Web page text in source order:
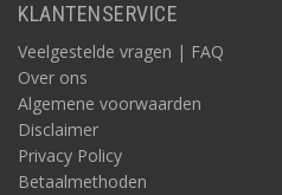
KLANTENSERVICE
Veelgestelde vragen | FAQ
Over ons
Algemene voorwaarden
Disclaimer
Privacy Policy
Betaalmethoden